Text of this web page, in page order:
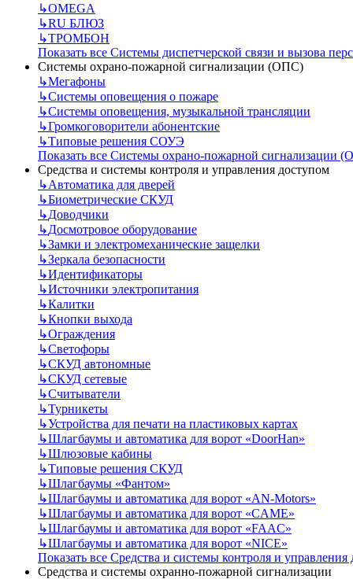
↳OMEGA
↳RU БЛЮЗ
↳ТРОМБОН
Показать все Системы диспетчерской связи и вызова
Системы охрано-пожарной сигнализации (ОПС)
↳Мегафоны
↳Системы оповещения о пожаре
↳Системы оповещения, музыкальной трансляции
↳Громкоговорители абонентские
↳Типовые решения СОУЭ
Показать все Системы охрано-пожарной сигнализации
Средства и системы контроля и управления доступом
↳Автоматика для дверей
↳Биометрические СКУД
↳Доводчики
↳Досмотровое оборудование
↳Замки и электромеханические защелки
↳Зеркала безопасности
↳Идентификаторы
↳Источники электропитания
↳Калитки
↳Кнопки выхода
↳Ограждения
↳Светофоры
↳СКУД автономные
↳СКУД сетевые
↳Считыватели
↳Турникеты
↳Устройства для печати на пластиковых картах
↳Шлагбаумы и автоматика для ворот «DoorHan»
↳Шлюзовые кабины
↳Типовые решения СКУД
↳Шлагбаумы «Фантом»
↳Шлагбаумы и автоматика для ворот «AN-Motors»
↳Шлагбаумы и автоматика для ворот «CAME»
↳Шлагбаумы и автоматика для ворот «FAAC»
↳Шлагбаумы и автоматика для ворот «NICE»
Показать все Средства и системы контроля и управления
Средства и системы охранно-пожарной сигнализации